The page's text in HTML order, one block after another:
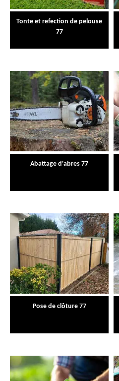
Tonte et refection de pelouse
77
Abattage d'abres 77
Pose de clôture 77